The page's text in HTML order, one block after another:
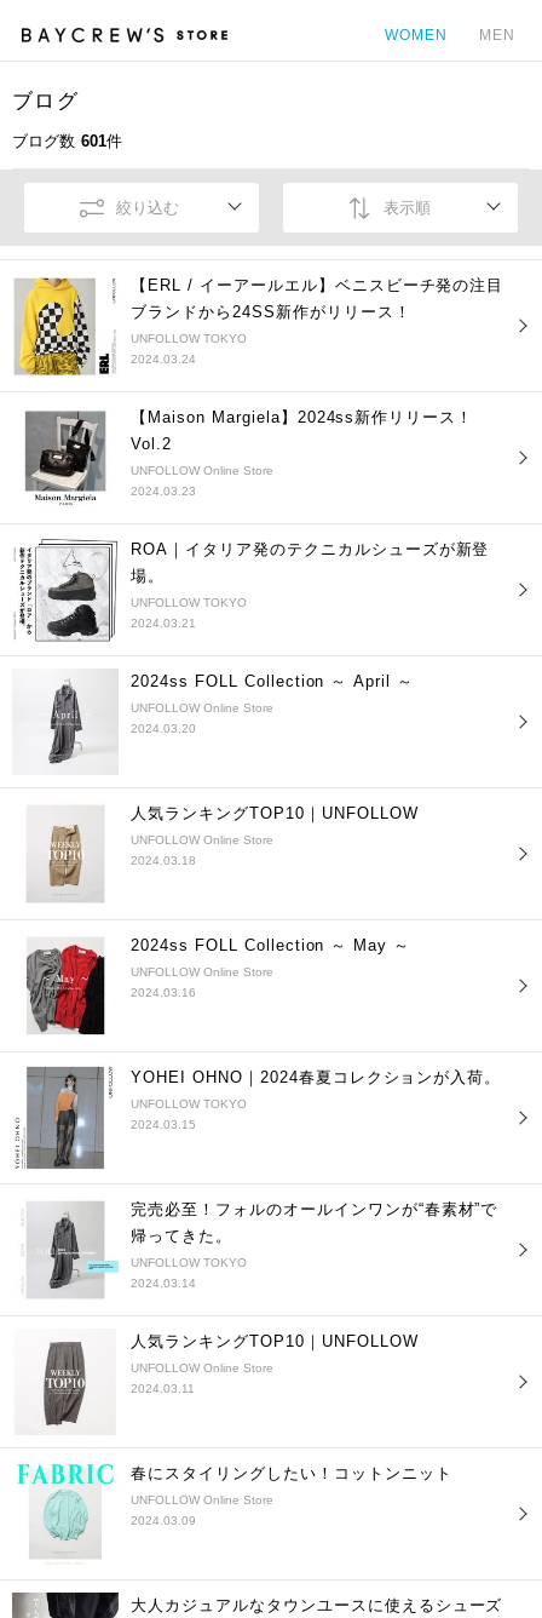
WOMEN MEN
ブログ
ブログ数 601件
絞り込む 表示順
【ERL / イーアールエル】ベニスビーチ発の注目
ブランドから24SS新作がリリース！
UNFOLLOW TOKYO
2024.03.24
【Maison Margiela】2024ss新作リリース！
Vol.2
UNFOLLOW Online Store
2024.03.23
ROA｜イタリア発のテクニカルシューズが新登
場。
UNFOLLOW TOKYO
2024.03.21
2024ss FOLL Collection ～ April ～
UNFOLLOW Online Store
2024.03.20
人気ランキングTOP10｜UNFOLLOW
UNFOLLOW Online Store
2024.03.18
2024ss FOLL Collection ～ May ～
UNFOLLOW Online Store
2024.03.16
YOHEI OHNO｜2024春夏コレクションが入荷。
UNFOLLOW TOKYO
2024.03.15
完売必至！フォルのオールインワンが“春素材”で
帰ってきた。
UNFOLLOW TOKYO
2024.03.14
人気ランキングTOP10｜UNFOLLOW
UNFOLLOW Online Store
2024.03.11
春にスタイリングしたい！コットンニット
UNFOLLOW Online Store
2024.03.09
大人カジュアルなタウンユースに使えるシューズ